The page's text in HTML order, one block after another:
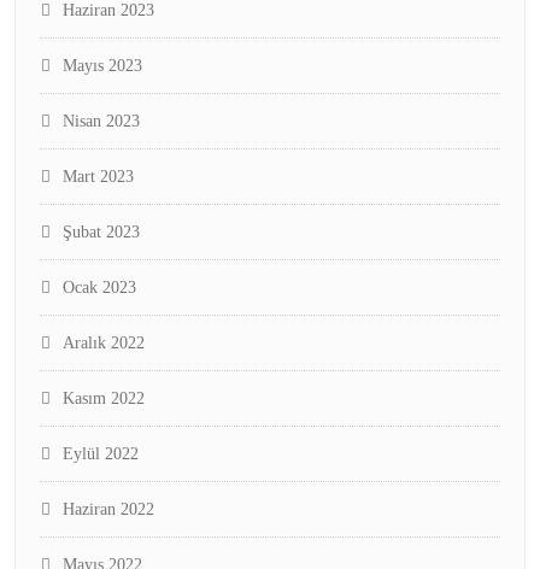
Haziran 2023
Mayıs 2023
Nisan 2023
Mart 2023
Şubat 2023
Ocak 2023
Aralık 2022
Kasım 2022
Eylül 2022
Haziran 2022
Mayıs 2022